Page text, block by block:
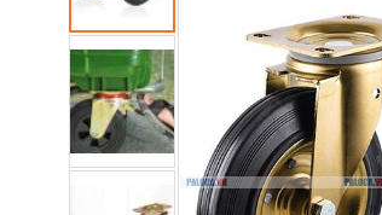
the
images
gallery